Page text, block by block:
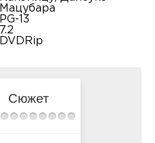
Мацубара
PG-13
7.2
DVDRip
Сюжет